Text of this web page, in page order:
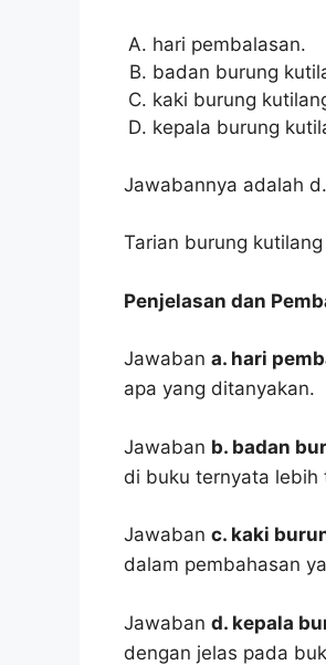
hari pembalasan.
badan burung
kaki burung
kepala burung
Jawabannya adalah
Tarian burung
Penjelasan dan
Jawaban a. hari
apa yang ditanyakan.
Jawaban b. badan
di buku ternyata lebih
Jawaban c. kaki
dalam pembahasan
Jawaban d. kepala
dengan jelas pada